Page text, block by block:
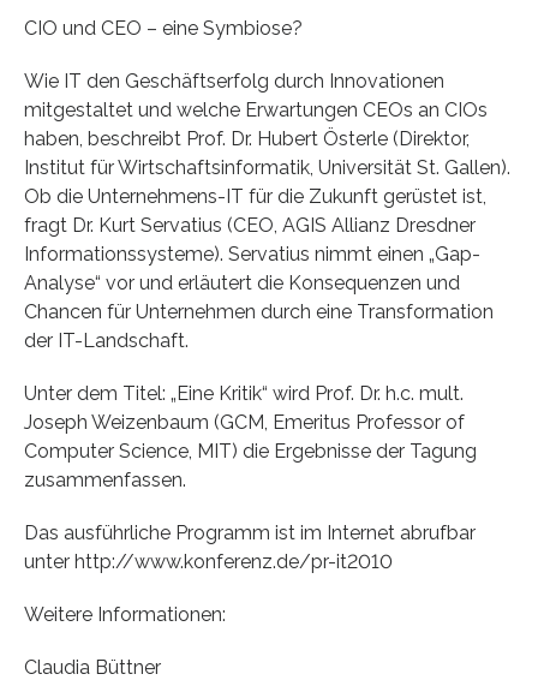
CIO und CEO – eine Symbiose?
Wie IT den Geschäftserfolg durch Innovationen
mitgestaltet und welche Erwartungen CEOs an CIOs
haben, beschreibt Prof. Dr. Hubert Österle (Direktor,
Institut für Wirtschaftsinformatik, Universität St. Gallen).
Ob die Unternehmens-IT für die Zukunft gerüstet ist,
fragt Dr. Kurt Servatius (CEO, AGIS Allianz Dresdner
Informationssysteme). Servatius nimmt einen „Gap-
Analyse“ vor und erläutert die Konsequenzen und
Chancen für Unternehmen durch eine Transformation
der IT-Landschaft.
Unter dem Titel: „Eine Kritik“ wird Prof. Dr. h.c. mult.
Joseph Weizenbaum (GCM, Emeritus Professor of
Computer Science, MIT) die Ergebnisse der Tagung
zusammenfassen.
Das ausführliche Programm ist im Internet abrufbar
unter http://www.konferenz.de/pr-it2010
Weitere Informationen:
Claudia Büttner